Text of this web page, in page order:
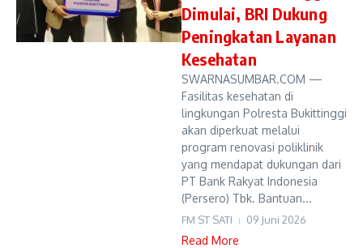
Dimulai, BRI Dukung
Peningkatan Layanan
Kesehatan
SWARNASUMBAR.COM —
Fasilitas kesehatan di
lingkungan Polresta Bukittinggi
akan diperkuat melalui
program renovasi poliklinik
yang mendapat dukungan dari
PT Bank Rakyat Indonesia
(Persero) Tbk. Bantuan...
FM ST SATI 09 Juni 2026
Read More